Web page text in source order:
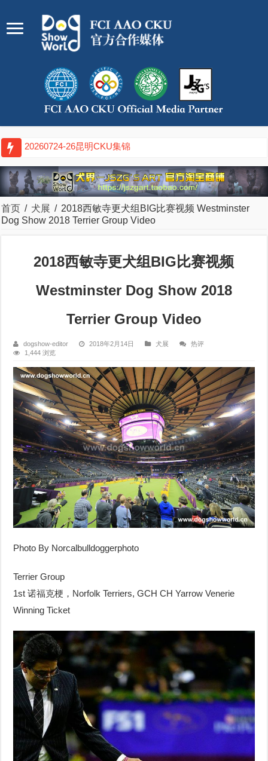
20260724-26昆明CKU集锦
首页 / 犬展 / 2018西敏寺更犬组BIG比赛视频 Westminster
Dog Show 2018 Terrier Group Video
2018西敏寺更犬组BIG比赛视频
Westminster Dog Show 2018
Terrier Group Video
dogshow-editor 2018年2月14日 犬展
热评
1,444 浏览
Photo By Norcalbulldoggerphoto
Terrier Group
1st 诺福克梗，Norfolk Terriers, GCH CH Yarrow Venerie
Winning Ticket